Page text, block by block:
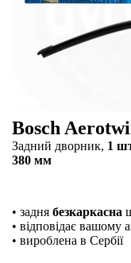
Bosch
Задний дворник, 1
380 мм
• задня безкаркасна
• відповідає вашому
• вироблена в Сербії